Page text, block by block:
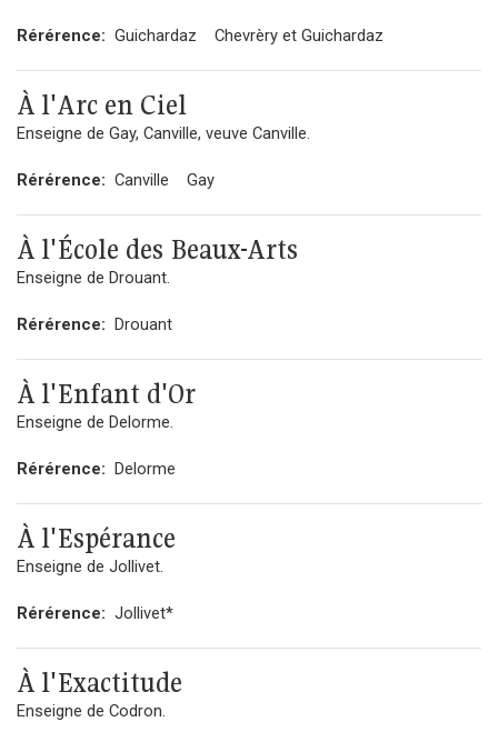
Rérérence: Guichardaz Chevrèry et Guichardaz
À l'Arc en Ciel
Enseigne de Gay, Canville, veuve Canville.
Rérérence: Canville Gay
À l'École des Beaux-Arts
Enseigne de Drouant.
Rérérence: Drouant
À l'Enfant d'Or
Enseigne de Delorme.
Rérérence: Delorme
À l'Espérance
Enseigne de Jollivet.
Rérérence: Jollivet*
À l'Exactitude
Enseigne de Codron.